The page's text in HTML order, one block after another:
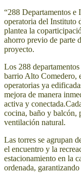
“288 Departamentos e
operatoria del Instituto
plantea la
ahorro previo de parte
proyecto.
Los 288
barrio Alto Comedero,
operatorias ya
mejora de manera
activa y
cocina, baño y balcón,
ventilación natural.
Las torres se agrupan
el encuentro y la
estacionamiento en la
ordenada,